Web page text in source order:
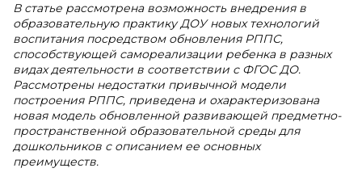
В статье рассмотрена возможность внедрения в
образовательную практику ДОУ новых технологий
воспитания посредством обновления РППС,
способствующей самореализации ребенка в разных
видах деятельности в соответствии с ФГОС ДО.
Рассмотрены недостатки привычной модели
построения РППС, приведена и охарактеризована
новая модель обновленной развивающей предметно-
пространственной образовательной среды для
дошкольников с описанием ее основных
преимуществ.